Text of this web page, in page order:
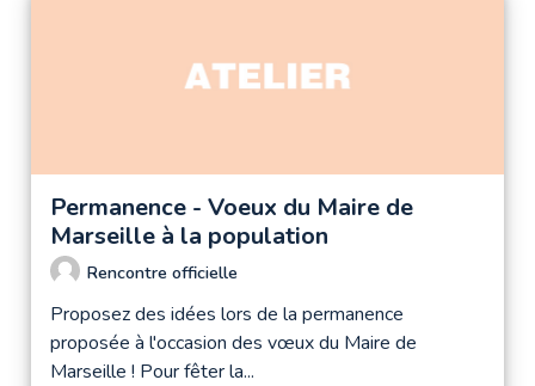
Permanence - Voeux du Maire de
Marseille à la population
Rencontre officielle
Proposez des idées lors de la permanence
proposée à l'occasion des vœux du Maire de
Marseille ! Pour fêter la...